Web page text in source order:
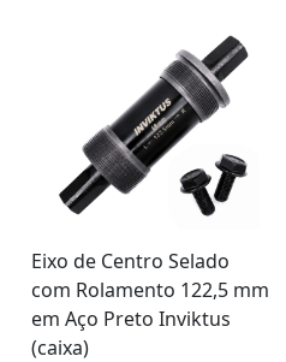
Eixo de Centro Selado
com Rolamento 122,5 mm
em Aço Preto Inviktus
(caixa)